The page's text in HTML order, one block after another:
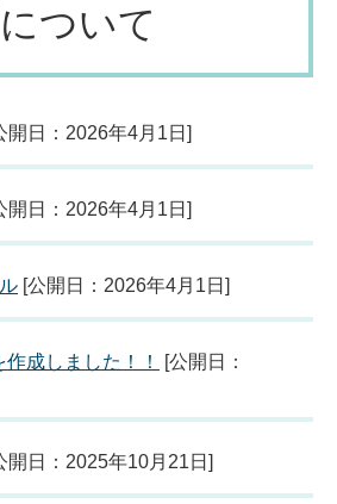
ついて
開日：2026年4月1日]
開日：2026年4月1日]
[公開日：2026年4月1日]
成しました！！
[公開日：
開日：2025年10月21日]